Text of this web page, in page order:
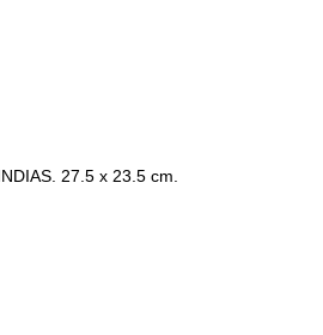
27.5 x 23.5 cm.